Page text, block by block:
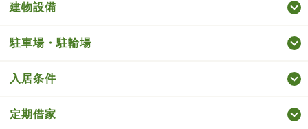
建物設備
駐車場・駐輪場
入居条件
定期借家